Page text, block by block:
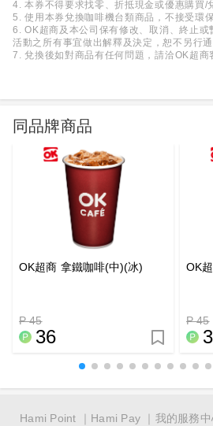
4. 本券不得要求找零、折抵現金或優惠購買/
5. 使用本券兌換咖啡機台類商品，不接受環保
6. OK超商及本公司保有修改、取消、終止
活動之所有事宜做出解釋及決定，恕不另行通
7. 兌換後如對商品有任何問題，請洽OK超
同品牌商品
OK超商 拿鐵咖啡(中)(冰)
P 45
36
OK
P 45
Hami Point Hami Pay 我的服務